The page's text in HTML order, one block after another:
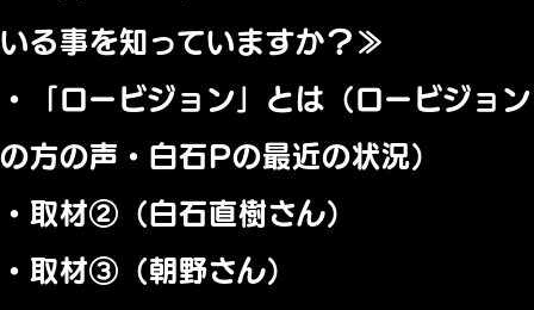
いる事を知っていますか？≫
・「ロービジョン」とは（ロービジョン
の方の声・白石Pの最近の状況）
・取材②（白石直樹さん）
・取材③（朝野さん）